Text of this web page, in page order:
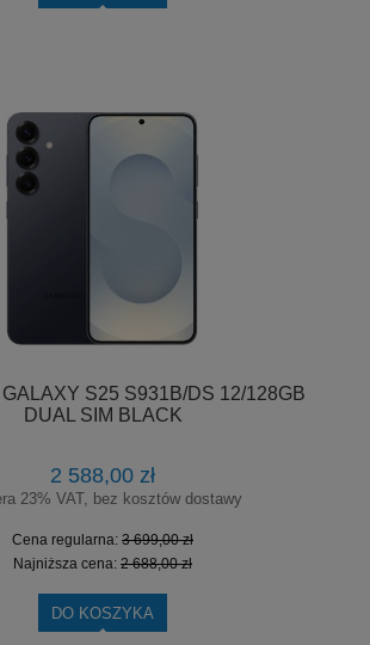
S25 S931B/DS 12/128GB
DUAL SIM BLACK
2 588,00 zł
23% VAT, bez kosztów dostawy
Cena regularna: 3 699,00 zł
Najniższa cena: 2 688,00 zł
DO KOSZYKA